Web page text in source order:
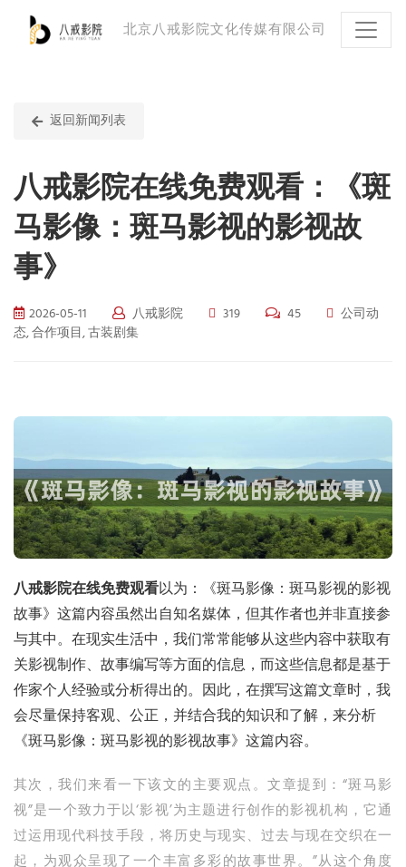
北京八戒影院文化传媒有限公司
返回新闻列表
八戒影院在线免费观看：《斑
马影像：斑马影视的影视故
事》
2026-05-11 八戒影院 319 45
公司动
态, 合作项目, 古装剧集
八戒影院在线免费观看以为：《斑马影像：斑马影视的影视
故事》这篇内容虽然出自知名媒体，但其作者也并非直接参
与其中。在现实生活中，我们常常能够从这些内容中获取有
关影视制作、故事编写等方面的信息，而这些信息都是基于
作家个人经验或分析得出的。因此，在撰写这篇文章时，我
会尽量保持客观、公正，并结合我的知识和了解，来分析
《斑马影像：斑马影视的影视故事》这篇内容。
其次，我们来看一下该文的主要观点。文章提到：“斑马影
视”是一个致力于以‘影视’为主题进行创作的影视机构，它通
过运用现代科技手段，将历史与现实、过去与现在交织在一
起，为观众呈现了一个丰富多彩的故事世界。”从这个角度